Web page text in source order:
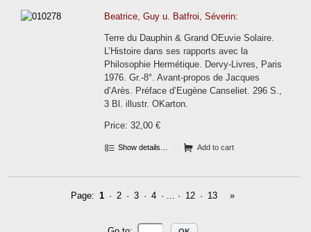
Beatrice, Guy u. Batfroi, Séverin:
Terre du Dauphin & Grand OEuvie Solaire.
L’Histoire dans ses rapports avec la
Philosophie Hermétique. Dervy-Livres, Paris
1976. Gr.-8°. Avant-propos de Jacques
d’Arès. Préface d’Eugène Canseliet. 296 S.,
3 Bl. illustr. OKarton.
Price: 32,00 €
Show details… Add to cart
Page: 1 · 2 · 3 · 4 · ... · 12 · 13 »